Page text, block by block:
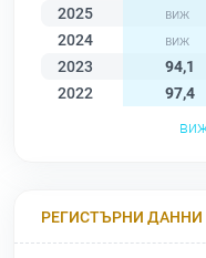
2025
2024
2023
94,1
2022
97,4
РЕГИСТЪРНИ ДАННИ